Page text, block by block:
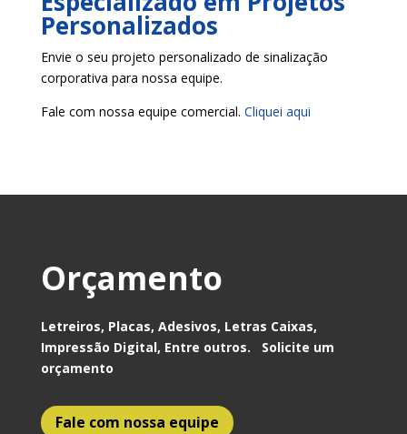
Personalizados
Envie o seu projeto personalizado de sinalização
corporativa para nossa equipe.
Fale com nossa equipe comercial. Cliquei aqui
Orçamento
Letreiros, Placas, Adesivos, Letras Caixas,
Impressão Digital, Entre outros. Solicite um
orçamento
Fale com nossa equipe